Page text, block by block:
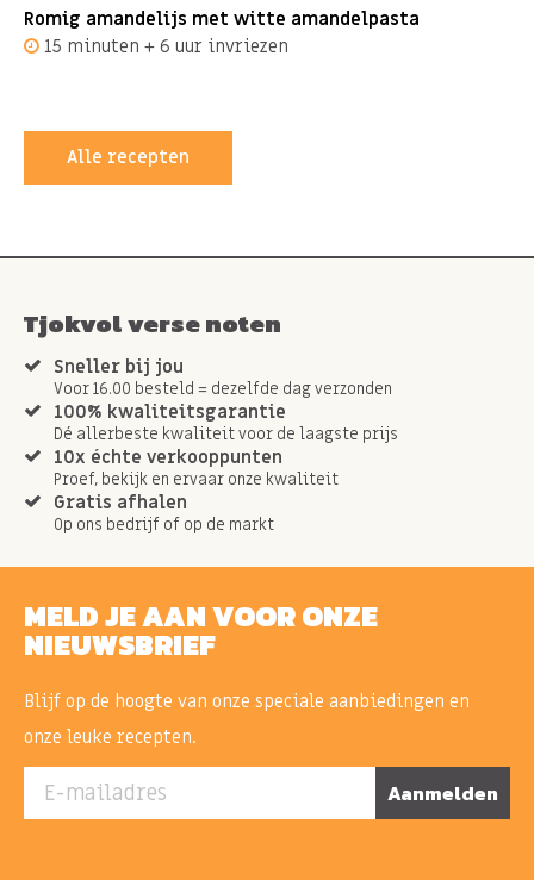
Romig amandelijs met witte amandelpasta
15 minuten + 6 uur invriezen
Alle recepten
Tjokvol verse noten
Sneller bij jou
Voor 16.00 besteld = dezelfde dag verzonden
100% kwaliteitsgarantie
Dé allerbeste kwaliteit voor de laagste prijs
10x échte verkooppunten
Proef, bekijk en ervaar onze kwaliteit
Gratis afhalen
Op ons bedrijf of op de markt
MELD JE AAN VOOR ONZE
NIEUWSBRIEF
Blijf op de hoogte van onze speciale aanbiedingen en
onze leuke recepten.
E-mailadres Aanmelden